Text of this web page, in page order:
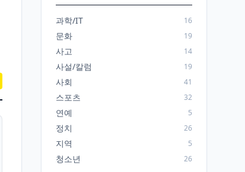
과학/IT 16
문화 19
사고 14
사설/칼럼 19
사회 41
스포츠 32
연예 5
정치 26
지역 5
청소년 26